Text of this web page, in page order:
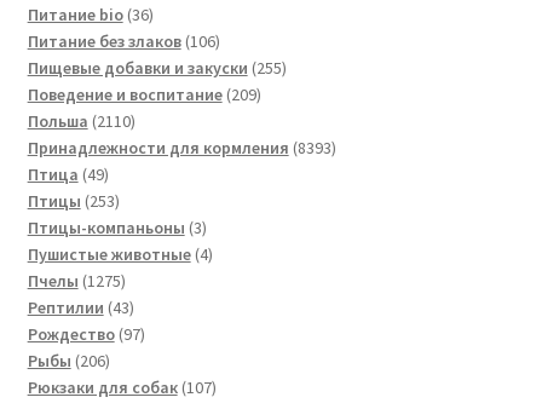
Питание bio 3636
товаров
Питание без злаков 106106
товаров
Пищевые добавки и закуски 255255
Поведение и воспитание 209209
Польша 21102110
товаров
Принадлежности для кормления 83938393
Птица 4949
товаров
Птицы 253253
товара
Птицы-компаньоны 33
товара
Пушистые животные 44
Пчелы 12751275
товаров
Рептилии 4343
товара
Рождество 9797
Рыбы 206206
товаров
Рюкзаки для собак 107107